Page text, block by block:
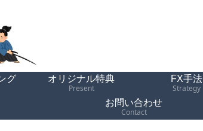
グ
オリジナル特典
Present
FX手法
Strategy
お問い合わせ
Contact